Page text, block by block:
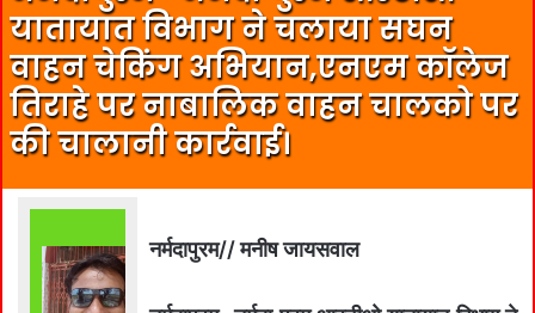
यातायात विभाग ने चलाया सघन
वाहन चेकिंग अभियान,एनएम कॉलेज
तिराहे पर नाबालिक वाहन चालको पर
की चालानी कार्रवाई।
नर्मदापुरम// मनीष जायसवाल